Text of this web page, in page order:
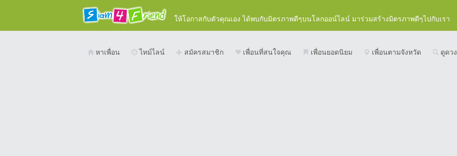
ให้โอกาสกับตัวคุณเอง ได้พบกับมิตรภาพดีๆบนโลกออน์ไลน์ มาร่วมสร้างมิตรภาพดีๆไปกับเรา
หาเพื่อน ไทม์ไลน์ สมัครสมาชิก เพื่อนที่สนใจคุณ เพื่อนยอดนิยม เพื่อนตามจังหวัด ดูดวง